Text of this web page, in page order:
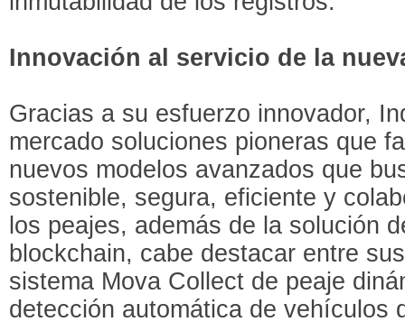
Innovación al servicio de la
Gracias a su esfuerzo innovador,
mercado soluciones pioneras que
nuevos modelos avanzados que
sostenible, segura, eficiente y
los peajes, además de la solución
blockchain, cabe destacar entre
sistema Mova Collect de peaje
detección automática de vehículos